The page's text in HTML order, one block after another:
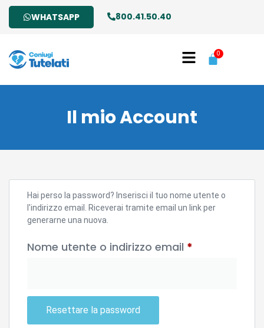
WHATSAPP 800.41.50.40
0
Il mio Account
Hai perso la password? Inserisci il tuo nome utente o
l'indirizzo email. Riceverai tramite email un link per
generarne una nuova.
Nome utente o indirizzo email *
Resettare la password